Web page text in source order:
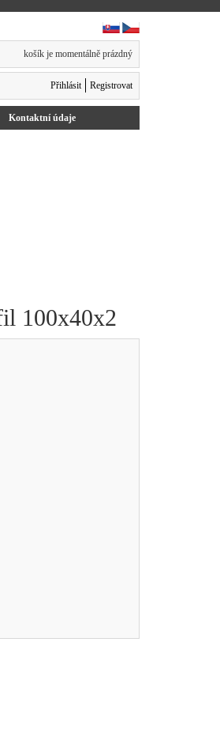
košík je momentálně prázdný
Přihlásit Registrovat
Kontaktní údaje
100x40x2